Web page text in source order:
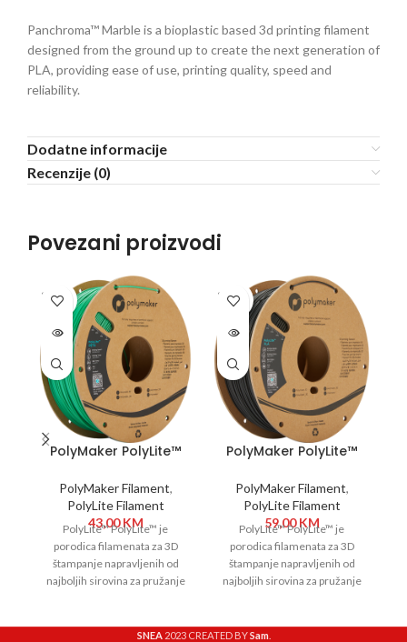
Panchroma™ Marble is a bioplastic based 3d printing filament
designed from the ground up to create the next generation of
PLA, providing ease of use, printing quality, speed and
reliability.
Dodatne informacije
Recenzije (0)
Povezani proizvodi
SOLD
OUT
PolyMaker PolyLite™
Green
PolyMaker Filament,
PolyLite Filament
43,00KM
PolyLite™ PolyLite™ je
porodica filamenata za 3D
štampanje napravljenih od
najboljih sirovina za pružanje
SOLD
OUT
PolyMaker PolyLite™
PolyMaker Filament,
PolyLite Filament
59,00KM
PolyLite™ PolyLite™ je
porodica filamenata za 3D
štampanje napravljenih od
najboljih sirovina za pružanje
SNEA 2023 CREATED BYSam.